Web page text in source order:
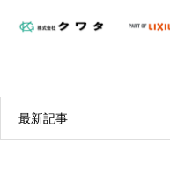
最新記事